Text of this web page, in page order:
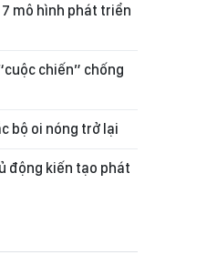
7 mô hình phát triển
chiến” chống
bộ oi nóng trở lại
động kiến tạo phát